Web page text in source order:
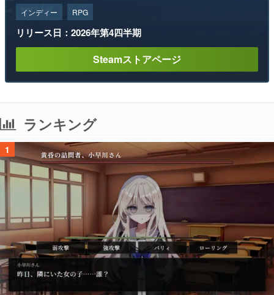
インディー RPG
リリース日：2026年第4四半期
Steamストアページ
ランキング
1